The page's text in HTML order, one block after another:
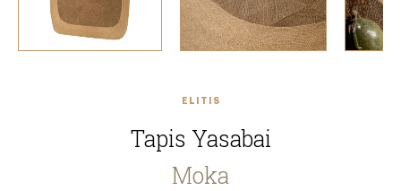
ELITIS
Tapis Yasabai
Moka